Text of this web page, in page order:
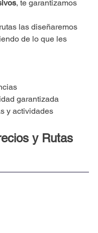
, te garantizamos
las diseñaremos
de lo que les
garantizada
y actividades
y Rutas